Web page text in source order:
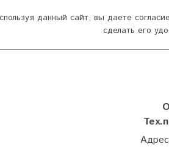
Как добраться
данный сайт, вы даете
сделать его